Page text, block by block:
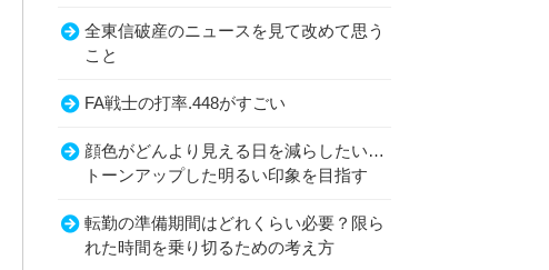
全東信破産のニュースを見て改めて思う
こと
FA戦士の打率.448がすごい
顔色がどんより見える日を減らしたい…
トーンアップした明るい印象を目指す
転勤の準備期間はどれくらい必要？限ら
れた時間を乗り切るための考え方